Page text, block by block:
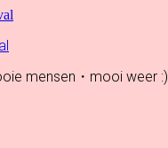
mensen・mooi weer :)